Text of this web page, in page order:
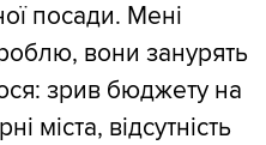
посади. Мені
вони занурять
зрив бюджету на
міста, відсутність